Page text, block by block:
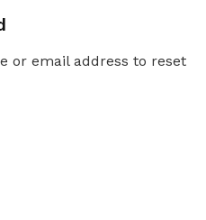
or email address to reset